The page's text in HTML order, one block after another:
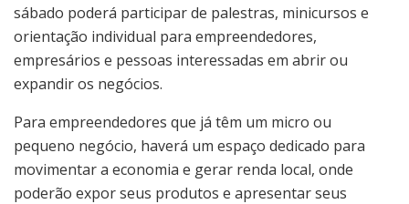
sábado poderá participar de palestras, minicursos e
orientação individual para empreendedores,
empresários e pessoas interessadas em abrir ou
expandir os negócios.
Para empreendedores que já têm um micro ou
pequeno negócio, haverá um espaço dedicado para
movimentar a economia e gerar renda local, onde
poderão expor seus produtos e apresentar seus